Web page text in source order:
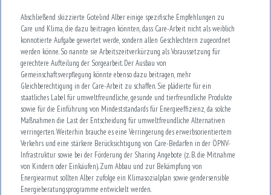
Abschließend skizzierte Gotelind Alber einige spezifische Empfehlungen zu
Care und Klima, die dazu beitragen könnten, dass Care-Arbeit nicht als weiblich
konnotierte Aufgabe gewertet werde, sondern allen Geschlechtern zugeordnet
werden könne. So nannte sie Arbeitszeitverkürzung als Voraussetzung für
gerechtere Aufteilung der Sorgearbeit. Der Ausbau von
Gemeinschaftsverpflegung könnte ebenso dazu beitragen, mehr
Gleichberechtigung in der Care-Arbeit zu schaffen. Sie plädierte für ein
staatliches Label für umweltfreundliche, gesunde und tierfreundliche Produkte
sowie für die Einführung von Mindeststandards für Energieeffizienz, da solche
Maßnahmen die Last der Entscheidung für umweltfreundliche Alternativen
verringerten. Weiterhin brauche es eine Verringerung des erwerbsorientiertem
Verkehrs und eine stärkere Berücksichtigung von Care-Bedarfen in der ÖPNV-
Infrastruktur sowie bei der Förderung der Sharing Angebote (z. B. die Mitnahme
von Kindern oder Einkäufen). Zum Abbau und zur Bekämpfung von
Energiearmut sollten Alber zufolge ein Klimasozialplan sowie gendersensible
Energieberatungsprogramme entwickelt werden.